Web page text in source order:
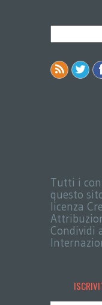
Tutti i
questo
licenza
Condividi